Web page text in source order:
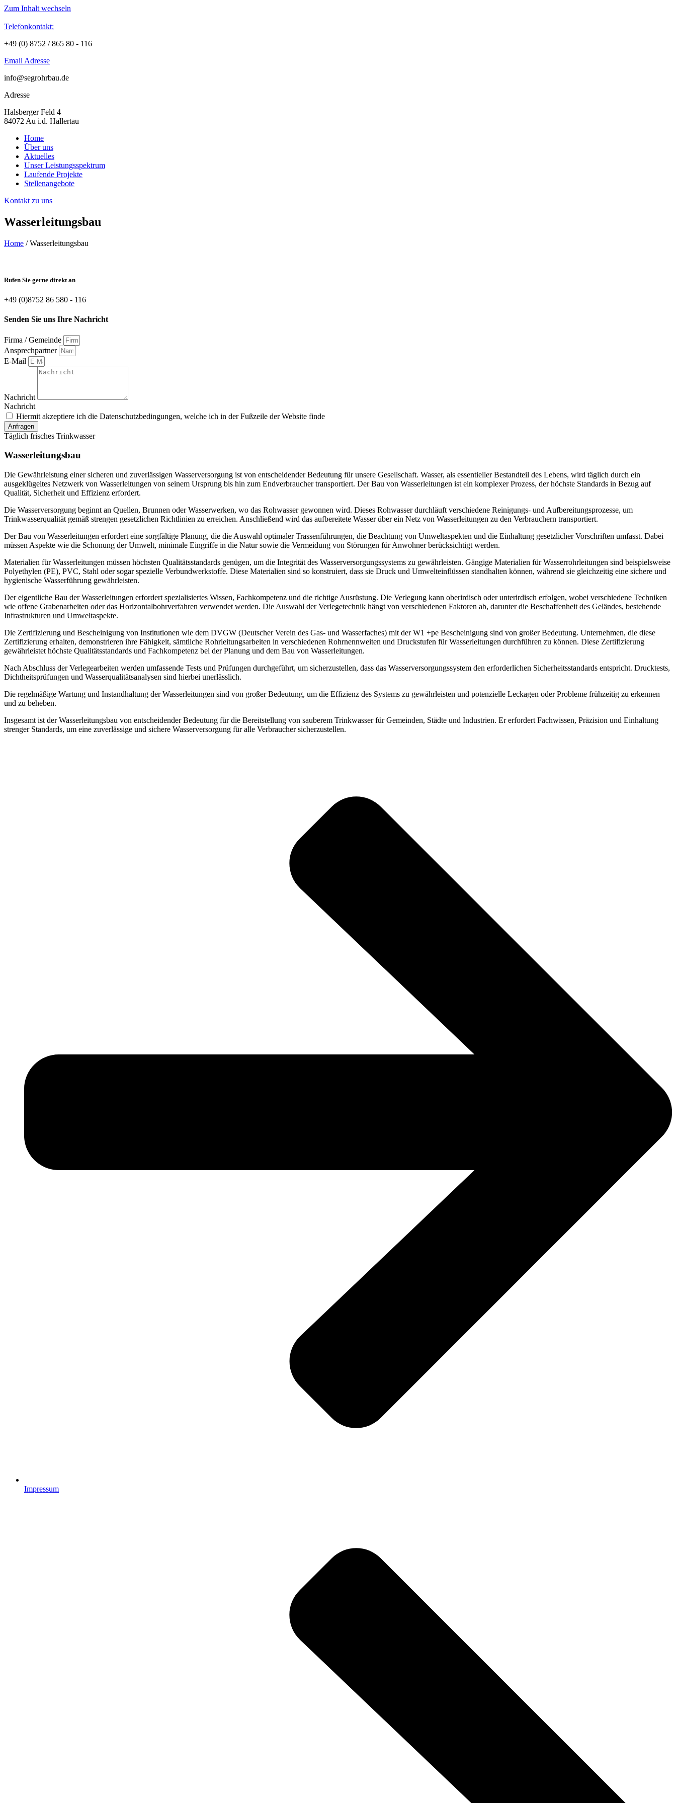
Zum Inhalt wechseln
Telefonkontakt:
+49 (0) 8752 / 865 80 - 116
Email Adresse
info@segrohrbau.de
Adresse
Halsberger Feld 4
84072 Au i.d. Hallertau
Home
Über uns
Aktuelles
Unser Leistungsspektrum
Laufende Projekte
Stellenangebote
Kontakt zu uns
Wasserleitungsbau
Home / Wasserleitungsbau​
Rufen Sie gerne direkt an
+49 (0)8752 86 580 - 116
Senden Sie uns Ihre Nachricht
Firma / Gemeinde
Ansprechpartner
E-Mail
Nachricht
Nachricht
Hiermit akzeptiere ich die Datenschutzbedingungen, welche ich in der Fußzeile der Website finde
Anfragen
Täglich frisches Trinkwasser
Wasserleitungsbau​
Die Gewährleistung einer sicheren und zuverlässigen Wasserversorgung ist von entscheidender Bedeutung für unsere Gesellschaft. Wasser, als essentieller Bestandteil des Lebens, wird täglich durch ein
ausgeklügeltes Netzwerk von Wasserleitungen von seinem Ursprung bis hin zum Endverbraucher transportiert. Der Bau von Wasserleitungen ist ein komplexer Prozess, der höchste Standards in Bezug auf
Qualität, Sicherheit und Effizienz erfordert.
Die Wasserversorgung beginnt an Quellen, Brunnen oder Wasserwerken, wo das Rohwasser gewonnen wird. Dieses Rohwasser durchläuft verschiedene Reinigungs- und Aufbereitungsprozesse, um
Trinkwasserqualität gemäß strengen gesetzlichen Richtlinien zu erreichen. Anschließend wird das aufbereitete Wasser über ein Netz von Wasserleitungen zu den Verbrauchern transportiert.
Der Bau von Wasserleitungen erfordert eine sorgfältige Planung, die die Auswahl optimaler Trassenführungen, die Beachtung von Umweltaspekten und die Einhaltung gesetzlicher Vorschriften umfasst. Dabei
müssen Aspekte wie die Schonung der Umwelt, minimale Eingriffe in die Natur sowie die Vermeidung von Störungen für Anwohner berücksichtigt werden.
Materialien für Wasserleitungen müssen höchsten Qualitätsstandards genügen, um die Integrität des Wasserversorgungssystems zu gewährleisten. Gängige Materialien für Wasserrohrleitungen sind beispielsweise
Polyethylen (PE), PVC, Stahl oder sogar spezielle Verbundwerkstoffe. Diese Materialien sind so konstruiert, dass sie Druck und Umwelteinflüssen standhalten können, während sie gleichzeitig eine sichere und
hygienische Wasserführung gewährleisten.
Der eigentliche Bau der Wasserleitungen erfordert spezialisiertes Wissen, Fachkompetenz und die richtige Ausrüstung. Die Verlegung kann oberirdisch oder unterirdisch erfolgen, wobei verschiedene Techniken
wie offene Grabenarbeiten oder das Horizontalbohrverfahren verwendet werden. Die Auswahl der Verlegetechnik hängt von verschiedenen Faktoren ab, darunter die Beschaffenheit des Geländes, bestehende
Infrastrukturen und Umweltaspekte.
Die Zertifizierung und Bescheinigung von Institutionen wie dem DVGW (Deutscher Verein des Gas- und Wasserfaches) mit der W1 +pe Bescheinigung sind von großer Bedeutung. Unternehmen, die diese
Zertifizierung erhalten, demonstrieren ihre Fähigkeit, sämtliche Rohrleitungsarbeiten in verschiedenen Rohrnennweiten und Druckstufen für Wasserleitungen durchführen zu können. Diese Zertifizierung
gewährleistet höchste Qualitätsstandards und Fachkompetenz bei der Planung und dem Bau von Wasserleitungen.
Nach Abschluss der Verlegearbeiten werden umfassende Tests und Prüfungen durchgeführt, um sicherzustellen, dass das Wasserversorgungssystem den erforderlichen Sicherheitsstandards entspricht. Drucktests,
Dichtheitsprüfungen und Wasserqualitätsanalysen sind hierbei unerlässlich.
Die regelmäßige Wartung und Instandhaltung der Wasserleitungen sind von großer Bedeutung, um die Effizienz des Systems zu gewährleisten und potenzielle Leckagen oder Probleme frühzeitig zu erkennen
und zu beheben.
Insgesamt ist der Wasserleitungsbau von entscheidender Bedeutung für die Bereitstellung von sauberem Trinkwasser für Gemeinden, Städte und Industrien. Er erfordert Fachwissen, Präzision und Einhaltung
strenger Standards, um eine zuverlässige und sichere Wasserversorgung für alle Verbraucher sicherzustellen.
Impressum